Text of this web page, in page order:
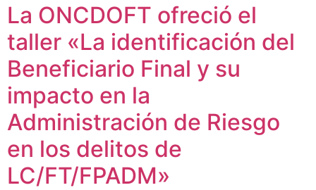
La ONCDOFT ofreció el
taller «La identificación del
Beneficiario Final y su
impacto en la
Administración de Riesgo
en los delitos de
LC/FT/FPADM»